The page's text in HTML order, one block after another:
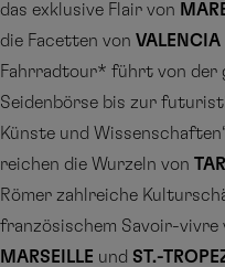
das exklusive Flair von
die Facetten von VALENCIA
Fahrradtour* führt von der
Seidenbörse bis zur
Künste und
reichen die Wurzeln von
Römer zahlreiche
französischem Savoir-vivre
MARSEILLE und ST.-